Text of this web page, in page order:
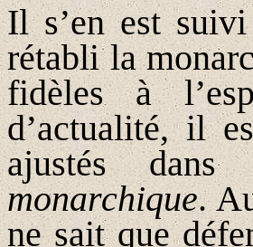
Il s’en est
rétabli la
fidèles à
d’actualité, il
ajustés
monarchique.
ne sait que